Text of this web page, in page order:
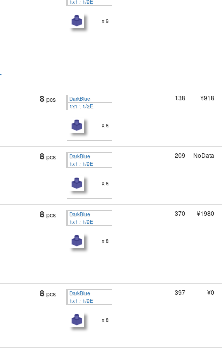
1x1 : 1/2E
x 9
8 pcs
DarkBlue
1x1 : 1/2E
x 8
138 ¥918
8 pcs
DarkBlue
1x1 : 1/2E
x 8
209 NoData
8 pcs
DarkBlue
1x1 : 1/2E
x 8
370 ¥1980
8 pcs
DarkBlue
1x1 : 1/2E
x 8
397 ¥0